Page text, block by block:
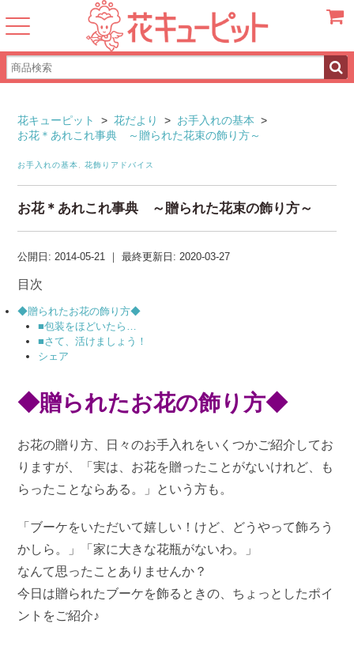
花キューピット > 花だより > お手入れの基本 >
お花＊あれこれ事典 ～贈られた花束の飾り方～
お手入れの基本 ,花飾りアドバイス
お花＊あれこれ事典 ～贈られた花束の飾り方～
公開日:2014-05-21 ｜最終更新日:2020-03-27
目次
◆贈られたお花の飾り方◆
■包装をほどいたら…
■さて、活けましょう！
シェア
◆贈られたお花の飾り方◆
お花の贈り方、日々のお手入れをいくつかご紹介してお
りますが、「実は、お花を贈ったことがないけれど、も
らったことならある。」という方も。
「ブーケをいただいて嬉しい！けど、どうやって飾ろう
かしら。」「家に大きな花瓶がないわ。」
なんて思ったことありませんか？
今日は贈られたブーケを飾るときの、ちょっとしたポイ
ントをご紹介♪